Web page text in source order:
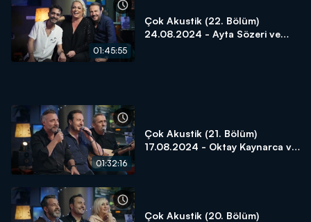
01:45:55
Çok Akustik (22. Bölüm)
24.08.2024 - Ayta Sözeri ve
01:32:16
Çok Akustik (21. Bölüm)
17.08.2024 - Oktay Kaynarca ve
Çok Akustik (20. Bölüm)